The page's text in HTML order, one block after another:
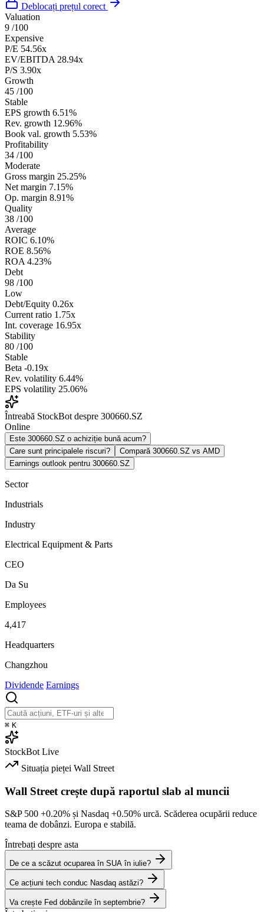
Deblocați prețul corect
Valuation
9 /100
Expensive
P/E 54.56x
EV/EBITDA 28.94x
P/S 3.90x
Growth
45 /100
Stable
EPS growth 6.51%
Rev. growth 12.96%
Book val. growth 5.53%
Profitability
34 /100
Moderate
Gross margin 25.25%
Net margin 7.15%
Op. margin 8.91%
Quality
38 /100
Average
ROIC 6.10%
ROE 8.56%
ROA 4.23%
Debt
98 /100
Low
Debt/Equity 0.26x
Current ratio 1.75x
Int. coverage 16.95x
Stability
80 /100
Stable
Beta -0.19x
Rev. volatility 6.44%
EPS volatility 25.06%
Întreabă StockBot despre 300660.SZ
Online
Este 300660.SZ o achiziție bună acum?
Care sunt principalele riscuri?
Compară 300660.SZ vs AMD
Earnings outlook pentru 300660.SZ
Sector
Industrials
Industry
Electrical Equipment & Parts
CEO
Da Su
Employees
4,417
Headquarters
Changzhou
Dividende Earnings
⌘ K
StockBot Live
Situația pieței Wall Street
Wall Street crește după raportul slab al muncii
S&P 500 +0.20% și Nasdaq +0.50% urcă. Scăderea ocupării reduce
teama de dobânzi. Europa e stabilă.
Întrebați despre asta
De ce a scăzut ocuparea în SUA în iulie?
Ce acțiuni tech conduc Nasdaq astăzi?
Va crește Fed dobânzile în septembrie?